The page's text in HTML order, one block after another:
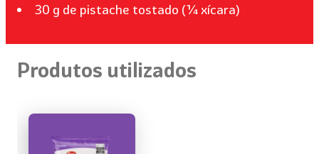
30 g de pistache tostado (¼ xícara)
Produtos utilizados